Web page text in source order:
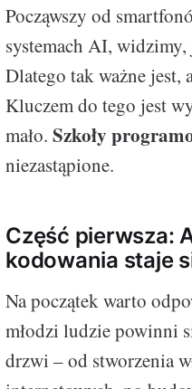
Począwszy od
systemach AI,
Dlatego tak ważne jest,
Kluczem do tego jest
mało. Szkoły
niezastąpione.
Część pierwsza:
kodowania staje
Na początek warto
młodzi ludzie powinni
drzwi – od stworzenia